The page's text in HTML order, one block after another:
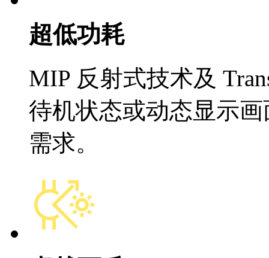
超低功耗
MIP 反射式技术及
待机状态或动态显示
需求。